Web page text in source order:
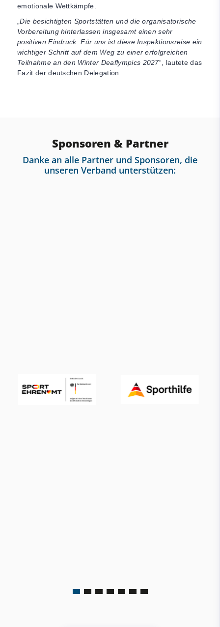
emotionale Wettkämpfe.
„Die besichtigten Sportstätten und die organisatorische
Vorbereitung hinterlassen insgesamt einen sehr
positiven Eindruck. Für uns ist diese Inspektionsreise ein
wichtiger Schritt auf dem Weg zu einer erfolgreichen
Teilnahme an den Winter Deaflympics 2027“, lautete das
Fazit der deutschen Delegation.
Sponsoren & Partner
Danke an alle Partner und Sponsoren, die
unseren Verband unterstützen: